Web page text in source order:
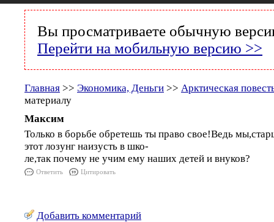
Вы просматриваете обычную
Перейти на мобильную версию >>
Главная >> Экономика, Деньги >> Арктическая
материалу
Максим
Только в борьбе обретешь ты право свое!Ведь
этот лозунг наизусть в шко-
ле,так почему не учим ему наших детей и внуков?
Ответить Цитировать
Добавить комментарий